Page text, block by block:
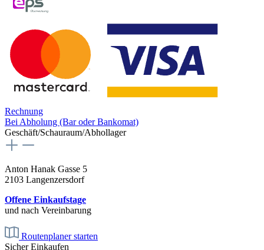
Rechnung
Bei Abholung (Bar oder Bankomat)
Geschäft/Schauraum/Abhollager
Anton Hanak Gasse 5
2103 Langenzersdorf
Offene Einkaufstage
und nach Vereinbarung
Routenplaner starten
Sicher Einkaufen